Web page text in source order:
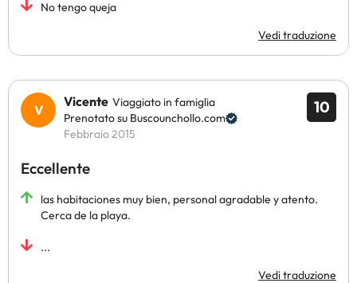
No tengo queja
Vedi traduzione
10
Vicente Viaggiato in famiglia
Prenotato su Buscounchollo.com
Febbraio 2015
Eccellente
las habitaciones muy bien, personal agradable y atento.
Cerca de la playa.
...
Vedi traduzione